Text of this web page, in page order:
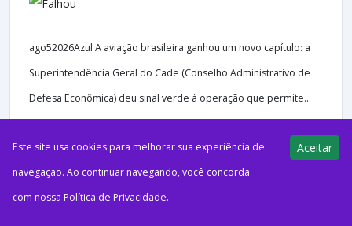
ago52026Azul A aviação brasileira ganhou um novo capítulo: a
Superintendência Geral do Cade (Conselho Administrativo de
Defesa Econômica) deu sinal verde à operação que permite...
E-Milhas
Este site usa cookies para melhorar sua experiência de
navegação. Ao continuar navegando, você concorda
com nossa Política de Privacidade.
Aceitar